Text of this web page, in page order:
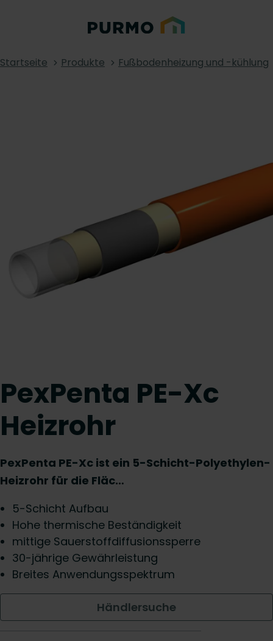
Startseite Produkte Fußbodenheizung und -kühlung
PexPenta PE-Xc
Heizrohr
PexPenta PE-Xc ist ein 5-Schicht-Polyethylen-
Heizrohr für die Fläc…
5-Schicht Aufbau
Hohe thermische Beständigkeit
mittige Sauerstoffdiffusionssperre
30-jährige Gewährleistung
Breites Anwendungsspektrum
Händlersuche